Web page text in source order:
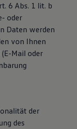
6 Abs. 1 lit. b
oder
Daten werden
von Ihnen
Mail oder
der
des